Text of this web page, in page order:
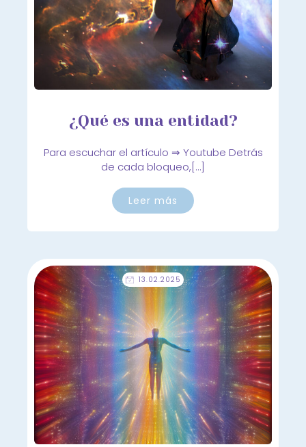
¿Qué es una entidad?
Para escuchar el artículo ⇒ Youtube Detrás
de cada bloqueo,[…]
Leer más
13.02.2025